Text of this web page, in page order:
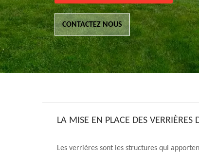
CONTACTEZ NOUS
LA MISE EN PLACE DES VERRIÈRES
Les verrières sont les structures qui